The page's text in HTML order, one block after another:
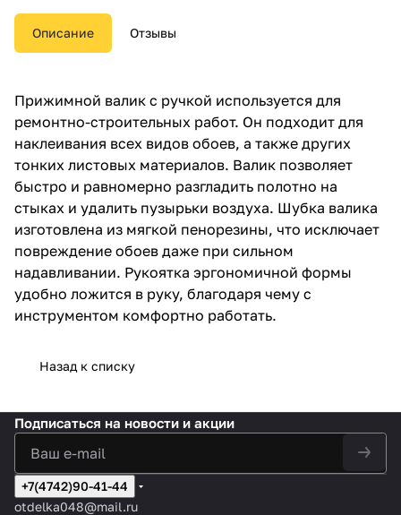
В коробке: 100 шт.
Размеры: 0.21м x 0.07м x 0.04м
Вес: 0.07кг
Описание Отзывы
Прижимной валик с ручкой используется для
ремонтно-строительных работ. Он подходит для
наклеивания всех видов обоев, а также других
тонких листовых материалов. Валик позволяет
быстро и равномерно разгладить полотно на
стыках и удалить пузырьки воздуха. Шубка валика
изготовлена из мягкой пенорезины, что исключает
повреждение обоев даже при сильном
надавливании. Рукоятка эргономичной формы
удобно ложится в руку, благодаря чему с
инструментом комфортно работать.
Назад к списку
Подписаться на новости и акции
+7(4742)90-41-44
otdelka048@mail.ru